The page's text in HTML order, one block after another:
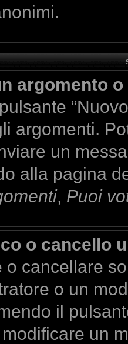
argomento
argomenti.
un
alla pagina
, Puoi
o cancello
o cancellare
o un
il
un